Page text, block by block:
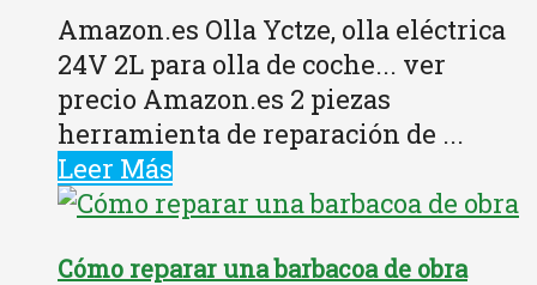
Amazon.es Olla Yctze, olla eléctrica
24V 2L para olla de coche... ver
precio Amazon.es 2 piezas
herramienta de reparación de ...
Leer Más
Cómo reparar una barbacoa de obra